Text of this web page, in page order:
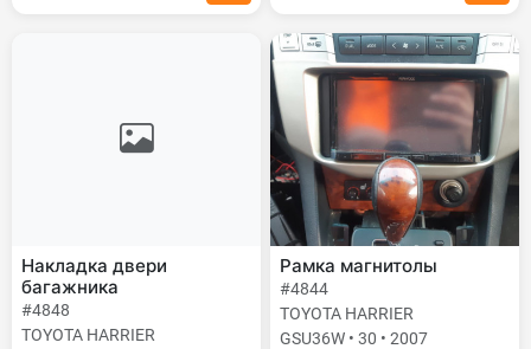
Накладка двери
багажника
#4848
TOYOTA HARRIER
Рамка магнитолы
#4844
TOYOTA HARRIER
GSU36W • 30 • 2007